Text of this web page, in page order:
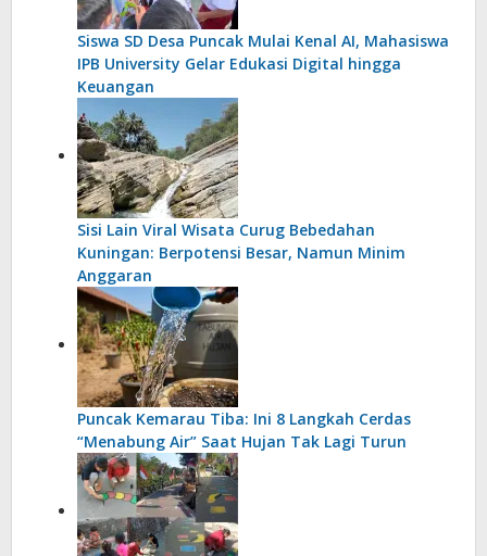
Siswa SD Desa Puncak Mulai Kenal AI, Mahasiswa
IPB University Gelar Edukasi Digital hingga
Keuangan
Sisi Lain Viral Wisata Curug Bebedahan
Kuningan: Berpotensi Besar, Namun Minim
Anggaran
Puncak Kemarau Tiba: Ini 8 Langkah Cerdas
“Menabung Air” Saat Hujan Tak Lagi Turun